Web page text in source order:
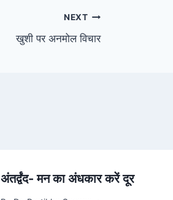
NEXT
खुशी पर अनमोल विचार
अंतर्द्वंद- मन का अंधकार करें दूर